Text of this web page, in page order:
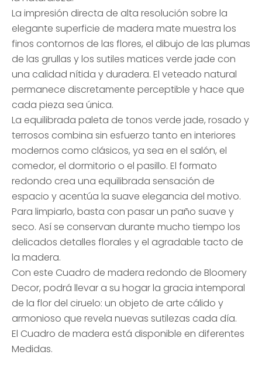
La impresión directa de alta resolución sobre la
elegante superficie de madera mate muestra los
finos contornos de las flores, el dibujo de las plumas
de las grullas y los sutiles matices verde jade con
una calidad nítida y duradera. El veteado natural
permanece discretamente perceptible y hace que
cada pieza sea única.
La equilibrada paleta de tonos verde jade, rosado y
terrosos combina sin esfuerzo tanto en interiores
modernos como clásicos, ya sea en el salón, el
comedor, el dormitorio o el pasillo. El formato
redondo crea una equilibrada sensación de
espacio y acentúa la suave elegancia del motivo.
Para limpiarlo, basta con pasar un paño suave y
seco. Así se conservan durante mucho tiempo los
delicados detalles florales y el agradable tacto de
la madera.
Con este Cuadro de madera redondo de Bloomery
Decor, podrá llevar a su hogar la gracia intemporal
de la flor del ciruelo: un objeto de arte cálido y
armonioso que revela nuevas sutilezas cada día.
El Cuadro de madera está disponible en diferentes
Medidas.